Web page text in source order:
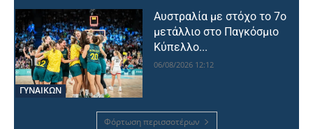
ΓΥΝΑΙΚΩΝ
Αυστραλία με στόχο το 7ο
μετάλλιο στο Παγκόσμιο
Κύπελλο...
06/08/2026 12:12
Φόρτωση περισσοτέρων